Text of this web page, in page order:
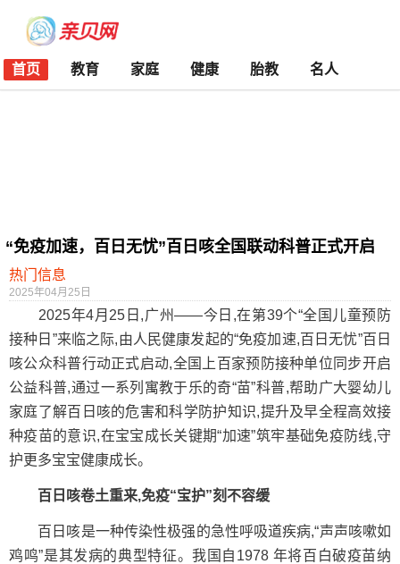
首页 教育 家庭 健康 胎教 名人
“免疫加速，百日无忧”百日咳全国联动科普正式开启
热门信息
2025年04月25日
2025年4月25日,广州——今日,在第39个“全国儿童预防
接种日”来临之际,由人民健康发起的“免疫加速,百日无忧”百日
咳公众科普行动正式启动,全国上百家预防接种单位同步开启
公益科普,通过一系列寓教于乐的奇“苗”科普,帮助广大婴幼儿
家庭了解百日咳的危害和科学防护知识,提升及早全程高效接
种疫苗的意识,在宝宝成长关键期“加速”筑牢基础免疫防线,守
护更多宝宝健康成长。
百日咳卷土重来,免疫“宝护”刻不容缓
百日咳是一种传染性极强的急性呼吸道疾病,“声声咳嗽如
鸡鸣”是其发病的典型特征。我国自1978 年将百白破疫苗纳